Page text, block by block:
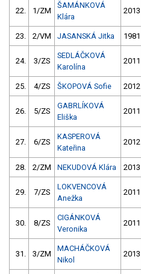
22. 1/ZM
ŠAMÁNKOVÁ
Klára
2013
23. 2/VM JASANSKÁ Jitka 1981
24. 3/ZS
SEDLÁČKOVÁ
Karolína
2011
25. 4/ZS ŠKOPOVÁ Sofie 2012
26. 5/ZS
GABRLÍKOVÁ
Eliška
2011
27. 6/ZS
KASPEROVÁ
Kateřina
2012
28. 2/ZM NEKUDOVÁ Klára 2013
29. 7/ZS
LOKVENCOVÁ
Anežka
2011
30. 8/ZS
CIGÁNKOVÁ
Veronika
2011
31. 3/ZM
MACHÁČKOVÁ
Nikol
2013